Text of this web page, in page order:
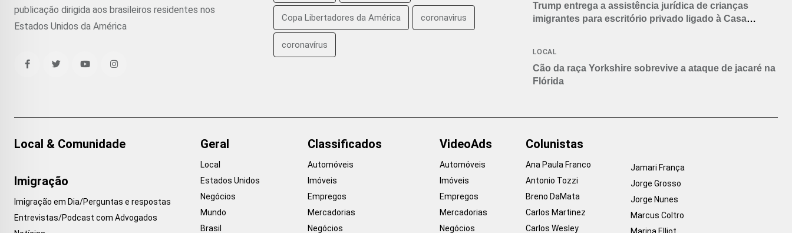
publicação dirigida aos brasileiros residentes nos
Estados Unidos da América
Copa Libertadores da América coronavirus
coronavírus
Trump entrega a assistência jurídica de crianças
imigrantes para escritório privado ligado à Casa
LOCAL
Cão da raça Yorkshire sobrevive a ataque de jacaré na
Flórida
Local & Comunidade
Imigração
Imigração em Dia/Perguntas e respostas
Entrevistas/Podcast com Advogados
Geral
Local
Estados Unidos
Negócios
Mundo
Brasil
Classificados
Automóveis
Imóveis
Empregos
Mercadorias
Negócios
VideoAds
Automóveis
Imóveis
Empregos
Mercadorias
Negócios
Colunistas
Ana Paula Franco
Antonio Tozzi
Breno DaMata
Carlos Martinez
Carlos Wesley
Jamari França
Jorge Grosso
Jorge Nunes
Marcus Coltro